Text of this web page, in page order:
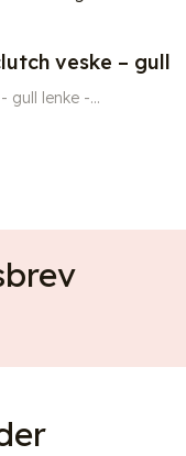
veske – gull
gull lenke -...